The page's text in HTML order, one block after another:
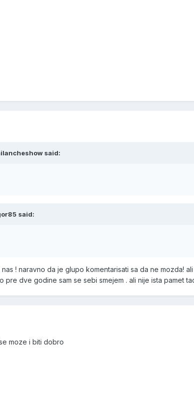
said:
said:
! naravno da je glupo komentarisati sa da ne mozda!
pre dve godine sam se sebi smejem . ali nije ista pamet
moze i biti dobro